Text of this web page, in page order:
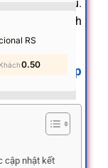
RS
1.10
0.50
trận đấu.
nhanh, chính
thế giới.
việc cập
cập nhật kết